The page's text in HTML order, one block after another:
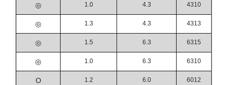
4310
4.3
1.0
◎
4313
4.3
1.3
◎
6315
6.3
1.5
◎
6310
6.3
1.0
◎
6012
6.0
1.2
O